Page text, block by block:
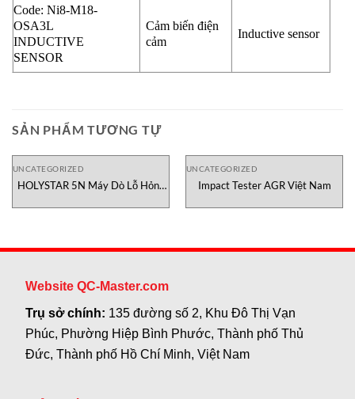
Code: Ni8-M18-
OSA3L
INDUCTIVE
SENSOR
Cảm biến điện
cảm
Inductive sensor
SẢN PHẨM TƯƠNG TỰ
UNCATEGORIZED
HOLYSTAR 5N Máy Dò Lỗ Hỏng
UNCATEGORIZED
Impact Tester AGR Việt Nam
Website QC-Master.com
Trụ sở chính: 135 đường số 2, Khu Đô Thị Vạn
Phúc, Phường Hiệp Bình Phước, Thành phố Thủ
Đức, Thành phố Hồ Chí Minh, Việt Nam